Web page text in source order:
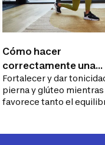
Cómo hacer
correctamente una
Zancada trasera
Fortalecer y dar
pierna y glúteo mientras
favorece tanto el
trasera